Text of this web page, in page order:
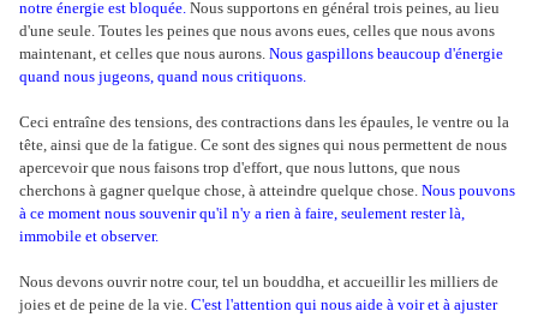
notre énergie est bloquée. Nous supportons en général trois peines, au lieu
d'une seule. Toutes les peines que nous avons eues, celles que nous avons
maintenant, et celles que nous aurons. Nous gaspillons beaucoup d'énergie
quand nous jugeons, quand nous critiquons.
Ceci entraîne des tensions, des contractions dans les épaules, le ventre ou la
tête, ainsi que de la fatigue. Ce sont des signes qui nous permettent de nous
apercevoir que nous faisons trop d'effort, que nous luttons, que nous
cherchons à gagner quelque chose, à atteindre quelque chose. Nous pouvons
à ce moment nous souvenir qu'il n'y a rien à faire, seulement rester là,
immobile et observer.
Nous devons ouvrir notre cour, tel un bouddha, et accueillir les milliers de
joies et de peine de la vie. C'est l'attention qui nous aide à voir et à ajuster